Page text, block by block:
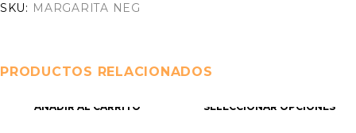
SKU: MARGARITA NEG
PRODUCTOS RELACIONADOS
AÑADIR AL CARRITO SELECCIONAR OPCIONES